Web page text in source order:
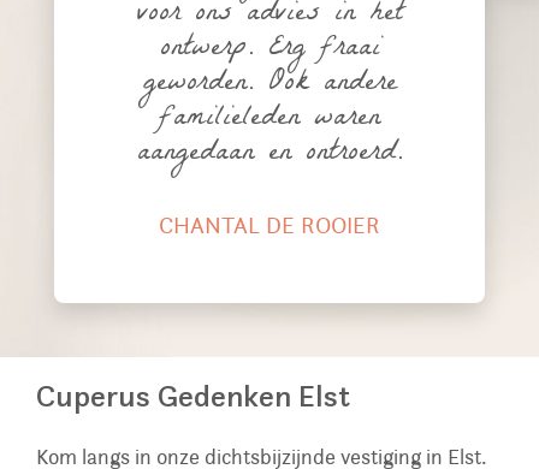
voor ons advies in het
ontwerp. Erg fraai
geworden. Ook andere
familieleden waren
aangedaan en ontroerd.
CHANTAL DE ROOIER
Cuperus Gedenken Elst
Kom langs in onze dichtsbijzijnde vestiging in Elst.